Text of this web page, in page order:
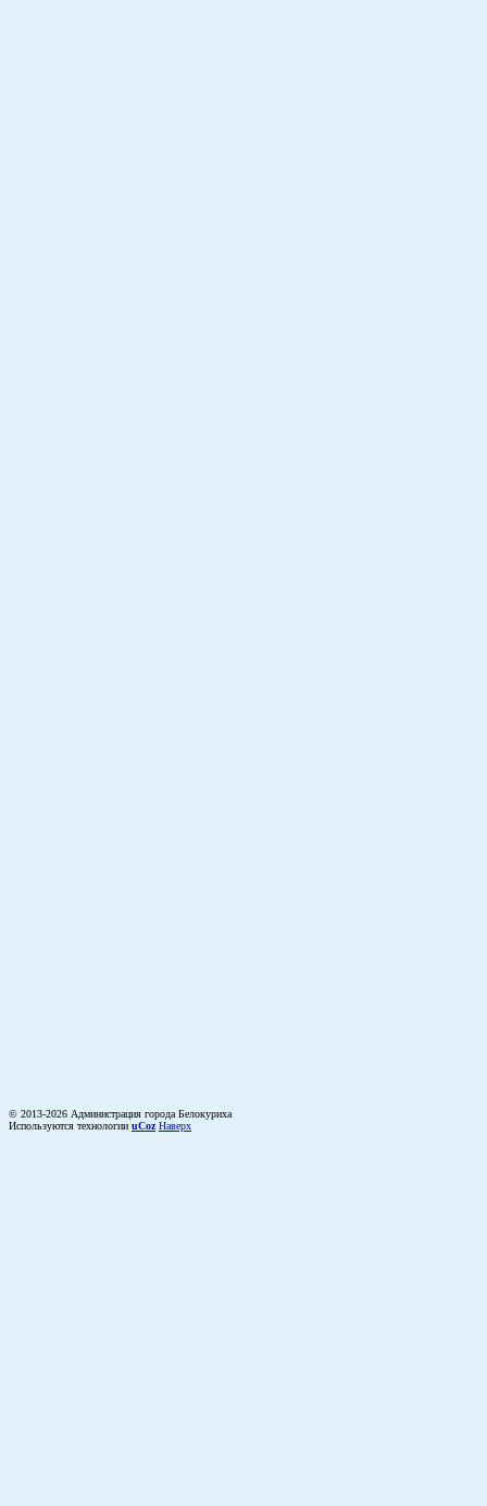
© 2013-2026 Администрация города Белокуриха
Используются технологии uCoz Наверх